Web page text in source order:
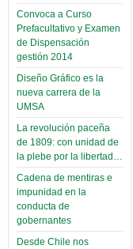
Convoca a Curso
Prefacultativo y Examen
de Dispensación
gestión 2014
Diseño Gráfico es la
nueva carrera de la
UMSA
La revolución paceña
de 1809: con unidad de
la plebe por la libertad…
Cadena de mentiras e
impunidad en la
conducta de
gobernantes
Desde Chile nos